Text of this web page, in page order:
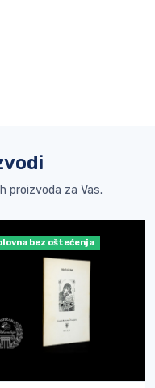
proizvoda za Vas.
bez oštećenja